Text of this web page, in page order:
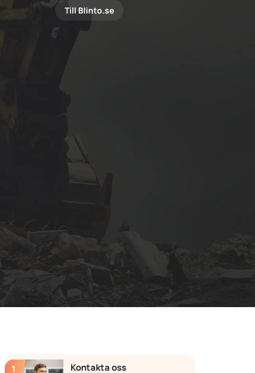
Till Blinto.se
Kontakta oss